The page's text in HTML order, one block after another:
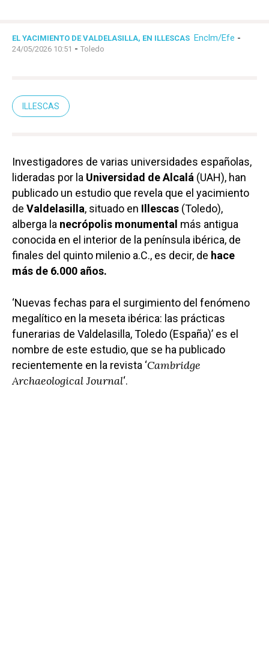
EL YACIMIENTO DE VALDELASILLA, EN ILLESCAS Enclm/Efe -
24/05/2026 10:51 - Toledo
ILLESCAS
Investigadores de varias universidades españolas,
lideradas por la Universidad de Alcalá (UAH), han
publicado un estudio que revela que el yacimiento
de Valdelasilla, situado en Illescas (Toledo),
alberga la necrópolis monumental más antigua
conocida en el interior de la península ibérica, de
finales del quinto milenio a.C., es decir, de hace
más de 6.000 años.
‘Nuevas fechas para el surgimiento del fenómeno
megalítico en la meseta ibérica: las prácticas
funerarias de Valdelasilla, Toledo (España)’ es el
nombre de este estudio, que se ha publicado
recientemente en la revista ‘Cambridge
Archaeological Journal‘.